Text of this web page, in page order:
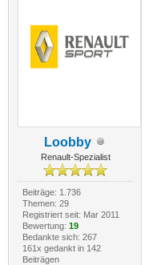
Loobby
Renault-Spezialist
Beiträge: 1.736
Themen: 29
Registriert seit: Mar 2011
Bewertung: 19
Bedankte sich: 267
161x gedankt in 142
Beiträgen